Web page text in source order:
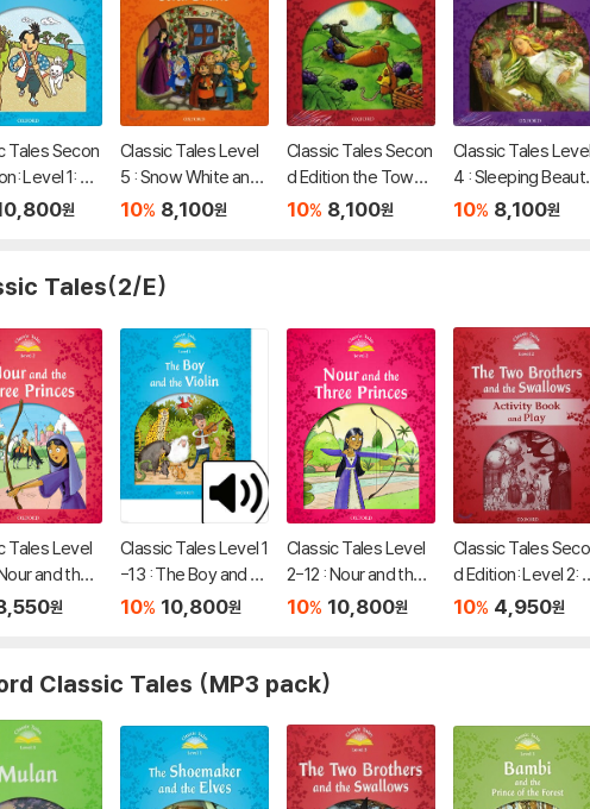
Tales Secon
Level 1: Pe
Audio Pack
원
Classic Tales Level
5 : Snow White and t
he Seven Dwarfs (S
10% 8,100원
Classic Tales Secon
d Edition the Town
Mouse and the Cou
10% 8,100원
Classic Tales Level
4 : Sleeping
(Student Book Pack
10% 8,100원
Tales(2/E)
Tales Level
and the
Stu
원
Classic Tales Level 1
-13 : The Boy and th
e Violin MP3 Pack
10% 10,800원
Classic Tales Level
2-12 : Nour and the
Three Princes MP3
10% 10,800원
Classic Tales
d Edition: Level 2:
e Two Brothers and
10% 4,950원
Classic Tales (MP3 pack)